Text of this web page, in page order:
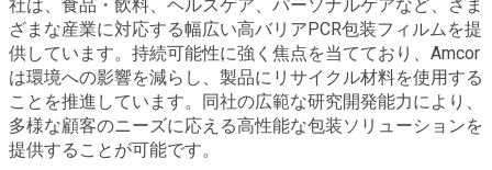
社は、食品・飲料、ヘルスケア、パーソナルケアなど、さま
ざまな産業に対応する幅広い高バリアPCR包装フィルムを提
供しています。持続可能性に強く焦点を当てており、Amcor
は環境への影響を減らし、製品にリサイクル材料を使用する
ことを推進しています。同社の広範な研究開発能力により、
多様な顧客のニーズに応える高性能な包装ソリューションを
提供することが可能です。